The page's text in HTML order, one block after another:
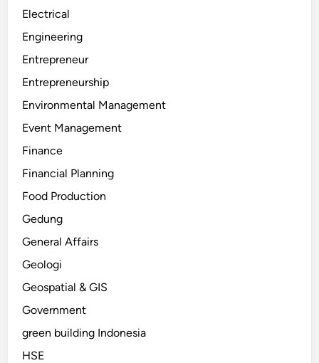
Electrical
Engineering
Entrepreneur
Entrepreneurship
Environmental Management
Event Management
Finance
Financial Planning
Food Production
Gedung
General Affairs
Geologi
Geospatial & GIS
Government
green building Indonesia
HSE